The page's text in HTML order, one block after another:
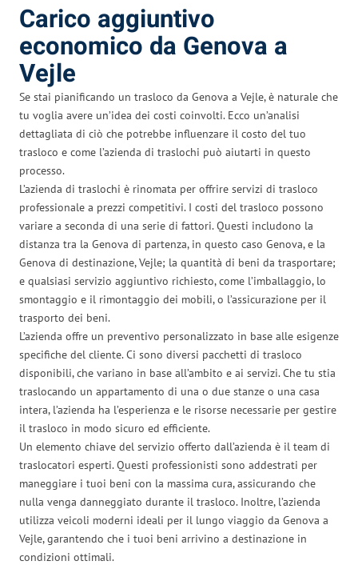
Carico aggiuntivo
economico da Genova a
Vejle
Se stai pianificando un trasloco da Genova a Vejle, è naturale che
tu voglia avere un’idea dei costi coinvolti. Ecco un’analisi
dettagliata di ciò che potrebbe influenzare il costo del tuo
trasloco e come l’azienda di traslochi può aiutarti in questo
processo.
L’azienda di traslochi è rinomata per offrire servizi di trasloco
professionale a prezzi competitivi. I costi del trasloco possono
variare a seconda di una serie di fattori. Questi includono la
distanza tra la Genova di partenza, in questo caso Genova, e la
Genova di destinazione, Vejle; la quantità di beni da trasportare;
e qualsiasi servizio aggiuntivo richiesto, come l’imballaggio, lo
smontaggio e il rimontaggio dei mobili, o l’assicurazione per il
trasporto dei beni.
L’azienda offre un preventivo personalizzato in base alle esigenze
specifiche del cliente. Ci sono diversi pacchetti di trasloco
disponibili, che variano in base all’ambito e ai servizi. Che tu stia
traslocando un appartamento di una o due stanze o una casa
intera, l’azienda ha l’esperienza e le risorse necessarie per gestire
il trasloco in modo sicuro ed efficiente.
Un elemento chiave del servizio offerto dall’azienda è il team di
traslocatori esperti. Questi professionisti sono addestrati per
maneggiare i tuoi beni con la massima cura, assicurando che
nulla venga danneggiato durante il trasloco. Inoltre, l’azienda
utilizza veicoli moderni ideali per il lungo viaggio da Genova a
Vejle, garantendo che i tuoi beni arrivino a destinazione in
condizioni ottimali.